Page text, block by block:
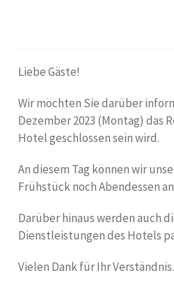
Liebe Gäste!
Wir möchten Sie darüber
Dezember 2023 (Montag) das
Hotel geschlossen sein wird.
An diesem Tag können wir
Frühstück noch Abendessen
Darüber hinaus werden auch
Dienstleistungen des Hotels
Vielen Dank für Ihr Verständnis.